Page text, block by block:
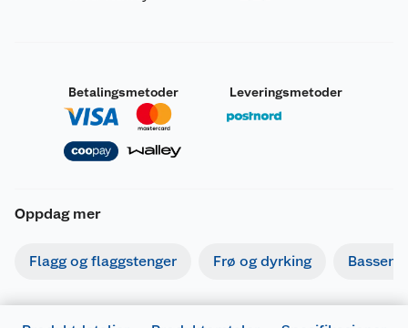
Betalingsmetoder Leveringsmetoder
Oppdag mer
Flagg og flaggstenger Frø og dyrking Basseng